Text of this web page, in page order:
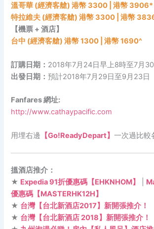
溫哥華 (經濟客艙) 港幣 3300 | 港幣 3906*
特拉維夫 (經濟客艙) 港幣 3300 | 港幣
【機票 + 酒店】
台中 (經濟客艙) 港幣 1300 | 港幣 1690^
訂購日期： 2018年7月24日早上8時至7月
出發日期：預計2018年7月29日至9月23日
Fanfares 網址:
http://www.cathaypacific.com
用埋右邊 【Go!ReadyDepart】一次過比較
搵酒店推介：
★ Expedia 91折優惠碼【EHKNHOM】
優惠碼【MASTERHK12H】
★ 台灣【台北新酒店2017】新開張推介！
★ 台灣【台北新酒店 2018】新開張推介！